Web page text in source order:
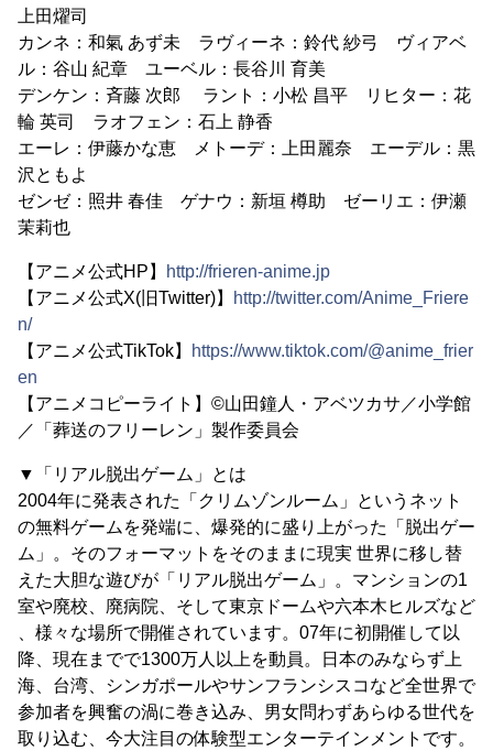
上田燿司
カンネ：和氣 あず未 ラヴィーネ：鈴代 紗弓 ヴィアベ
ル：谷山 紀章 ユーベル：長谷川 育美
デンケン：斉藤 次郎 ラント：小松 昌平 リヒター：花
輪 英司 ラオフェン：石上 静香
エーレ：伊藤かな恵 メトーデ：上田麗奈 エーデル：黒
沢ともよ
ゼンゼ：照井 春佳 ゲナウ：新垣 樽助 ゼーリエ：伊瀬
茉莉也
【アニメ公式HP】
http://frieren-anime.jp
【アニメ公式X(旧Twitter)】
http://twitter.com/Anime_Friere
n/
【アニメ公式TikTok】
https://www.tiktok.com/@anime_frier
en
【アニメコピーライト】©山田鐘人・アベツカサ／小学館
／「葬送のフリーレン」製作委員会
▼「リアル脱出ゲーム」とは
2004年に発表された「クリムゾンルーム」というネット
の無料ゲームを発端に、爆発的に盛り上がった「脱出ゲー
ム」。そのフォーマットをそのままに現実 世界に移し替
えた大胆な遊びが「リアル脱出ゲーム」。マンションの1
室や廃校、廃病院、そして東京ドームや六本木ヒルズなど
、様々な場所で開催されています。07年に初開催して以
降、現在までで1300万人以上を動員。日本のみならず上
海、台湾、シンガポールやサンフランシスコなど全世界で
参加者を興奮の渦に巻き込み、男女問わずあらゆる世代を
取り込む、今大注目の体験型エンターテインメントです。